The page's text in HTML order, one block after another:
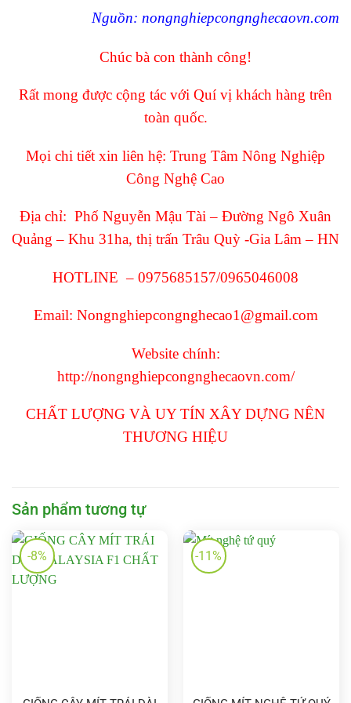
Nguồn: nongnghiepcongnghecaovn.com
Chúc bà con thành công!
Rất mong được cộng tác với Quí vị khách hàng trên
toàn quốc.
Mọi chi tiết xin liên hệ: Trung Tâm Nông Nghiệp
Công Nghệ Cao
Địa chỉ: Phố Nguyễn Mậu Tài – Đường Ngô Xuân
Quảng – Khu 31ha, thị trấn Trâu Quỳ -Gia Lâm – HN
HOTLINE – 0975685157/0965046008
Email: Nongnghiepcongnghecao1@gmail.com
Website chính:
http://nongnghiepcongnghecaovn.com/
CHẤT LƯỢNG VÀ UY TÍN XÂY DỰNG NÊN
THƯƠNG HIỆU
Sản phẩm tương tự
-8% -11%